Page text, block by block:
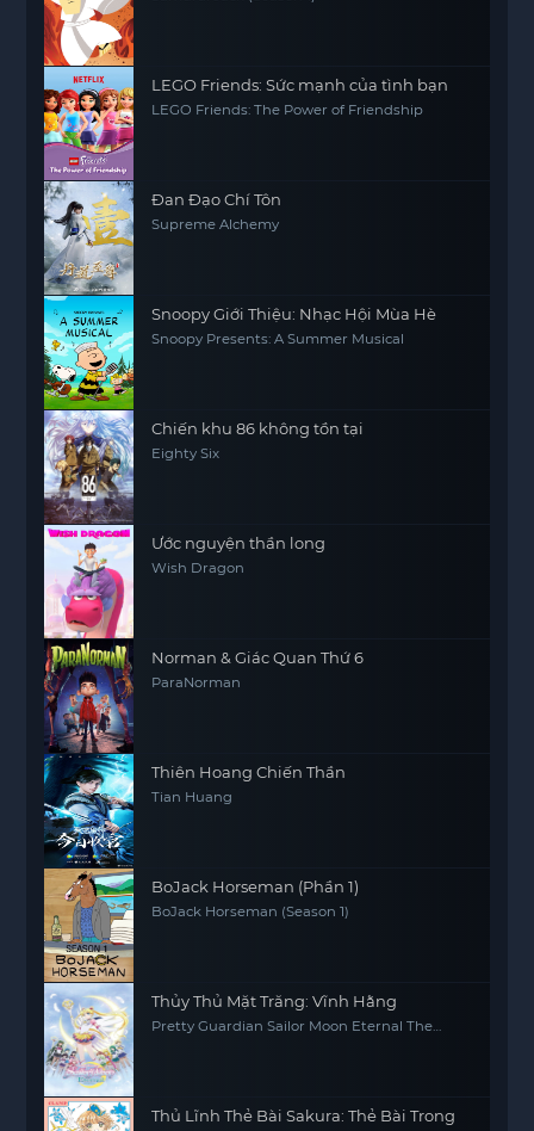
LEGO Friends: Sức mạnh của tình bạn
LEGO Friends: The Power of Friendship
Đan Đạo Chí Tôn
Supreme Alchemy
Snoopy Giới Thiệu: Nhạc Hội Mùa Hè
Snoopy Presents: A Summer Musical
Chiến khu 86 không tồn tại
Eighty Six
Ước nguyện thần long
Wish Dragon
Norman & Giác Quan Thứ 6
ParaNorman
Thiên Hoang Chiến Thần
Tian Huang
BoJack Horseman (Phần 1)
BoJack Horseman (Season 1)
Thủy Thủ Mặt Trăng: Vĩnh Hằng
Pretty Guardian Sailor Moon Eternal The
Thủ Lĩnh Thẻ Bài Sakura: Thẻ Bài Trong